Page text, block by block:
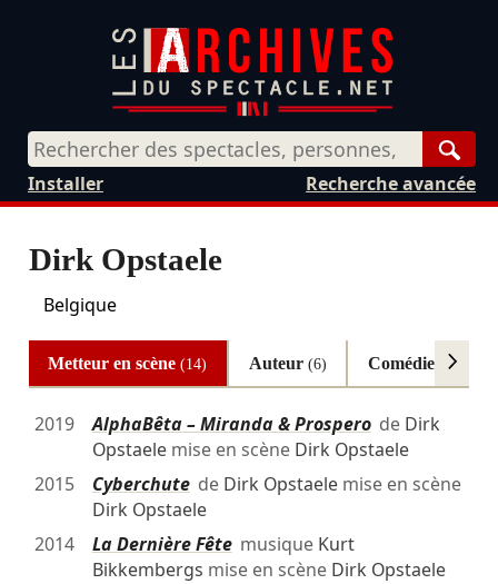
Recherche avancée
Installer
Dirk Opstaele
Belgique
Metteur en scène(14) Auteur (6) Comédien(3)
2019 AlphaBêta – Miranda & Prosperode Dirk
Opstaelemise en scène Dirk Opstaele
2015
Cyberchutede Dirk Opstaelemise en scène
Dirk Opstaele
2014
La Dernière Fêtemusique Kurt
Bikkembergs mise en scène Dirk Opstaele